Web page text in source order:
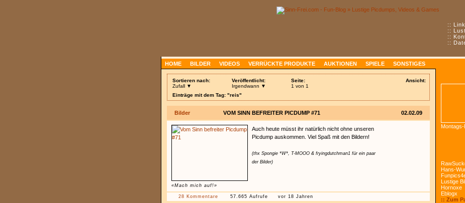
::
::
::
::
HOME BILDER VIDEOS VERRÜCKTE PRODUKTE AUKTIONEN SPIELE SONSTIGES
Ansicht:
Sortieren nach:
Zufall ▼
Veröffentlicht:
Irgendwann ▼
Seite:
1 von 1
Einträge mit dem Tag: "reis"
Bilder 02.02.09
VOM SINN BEFREITER PICDUMP #71
«Mach mich auf!»
Auch heute müsst ihr natürlich nicht ohne unseren
Picdump auskommen. Viel Spaß mit den Bildern!
(thx Spongie *W*, T-MOOO & fryingdutchman1 für ein paar
der Bilder)
28 Kommentare 57.665 Aufrufe vor 18 Jahren
Montags-
Hans-
Lustige
Hornoxe
Eblogx
:: Zum